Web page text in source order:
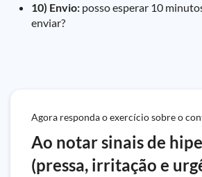
10) Envio: posso esperar 10
enviar?
Agora responda o exercício sobre o
Ao notar sinais de
(pressa, irritação e